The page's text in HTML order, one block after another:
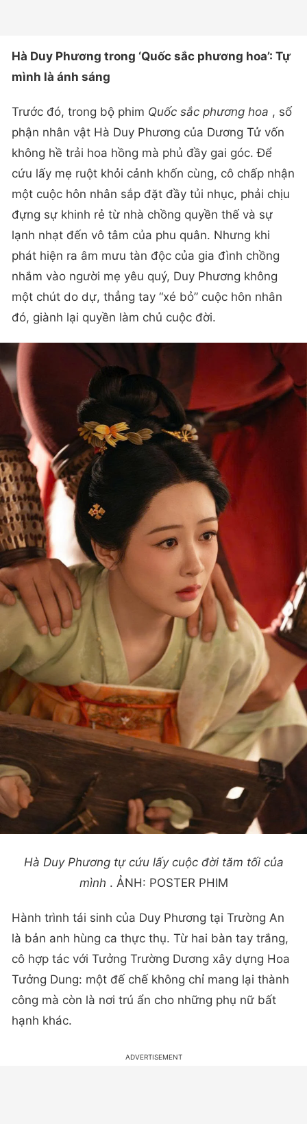
Hà Duy Phương trong ‘Quốc sắc phương hoa’: Tự
mình là ánh sáng
Trước đó, trong bộ phim Quốc sắc phương hoa , số
phận nhân vật Hà Duy Phương của Dương Tử vốn
không hề trải hoa hồng mà phủ đầy gai góc. Để
cứu lấy mẹ ruột khỏi cảnh khốn cùng, cô chấp nhận
một cuộc hôn nhân sắp đặt đầy tủi nhục, phải chịu
đựng sự khinh rẻ từ nhà chồng quyền thế và sự
lạnh nhạt đến vô tâm của phu quân. Nhưng khi
phát hiện ra âm mưu tàn độc của gia đình chồng
nhắm vào người mẹ yêu quý, Duy Phương không
một chút do dự, thẳng tay “xé bỏ” cuộc hôn nhân
đó, giành lại quyền làm chủ cuộc đời.
Hà Duy Phương tự cứu lấy cuộc đời tăm tối của
mình . ẢNH: POSTER PHIM
Hành trình tái sinh của Duy Phương tại Trường An
là bản anh hùng ca thực thụ. Từ hai bàn tay trắng,
cô hợp tác với Tưởng Trường Dương xây dựng Hoa
Tưởng Dung: một đế chế không chỉ mang lại thành
công mà còn là nơi trú ẩn cho những phụ nữ bất
hạnh khác.